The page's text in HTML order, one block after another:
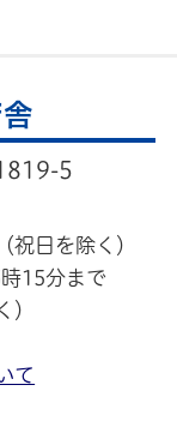
5
祝日を除く）
15分まで
）
て